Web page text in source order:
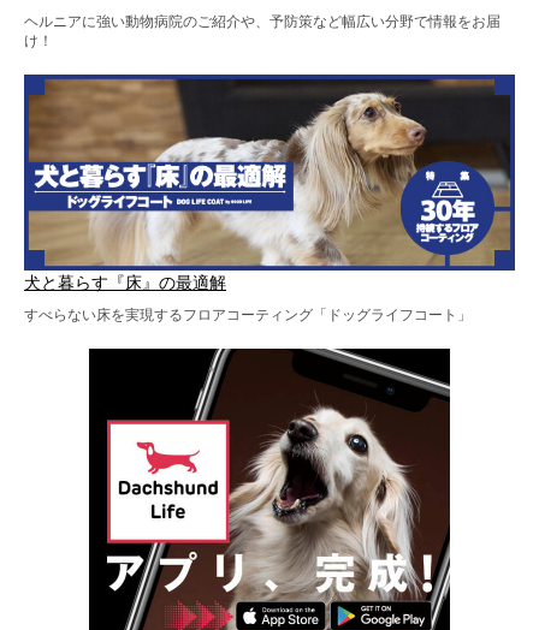
ヘルニアに強い動物病院のご紹介や、予防策など幅広い分野で情報をお届
け！
犬と暮らす『床』の最適解
すべらない床を実現するフロアコーティング「ドッグライフコート」